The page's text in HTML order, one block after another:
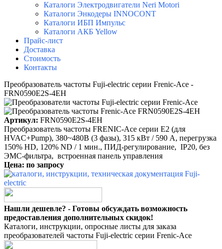
Каталоги Электродвигатели Neri Motori
Каталоги Энкодеры INNOCONT
Каталоги ИБП Импульс
Каталоги АКБ Yellow
Прайс-лист
Доставка
Стоимость
Контакты
Преобразователь частоты Fuji-electric серии Frenic-Ace -
FRN0590E2S-4EH
Артикул: FRN0590E2S-4EH
Преобразователь частоты FRENIC-Ace серии E2 (для
HVAC+Pump), 380~480B (3 фазы), 315 кВт / 590 A, перегрузка
150% HD, 120% ND / 1 мин., ПИД-регулирование, IP20, без
ЭМС-фильтра, встроенная панель управления
Цена: по запросу
Нашли дешевле? - Готовы обсуждать возможность
предоставления дополнительных скидок!
Каталоги, инструкции, опросные листы для заказа
преобразователей частоты Fuji-electric серии Frenic-Ace